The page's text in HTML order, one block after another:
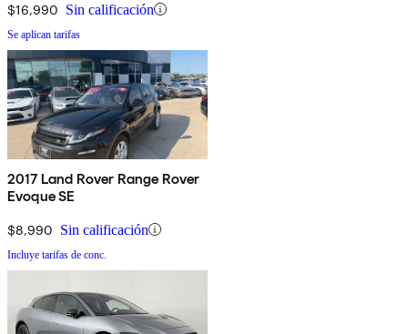
$16,990 Sin calificación
Se aplican tarifas
2017 Land Rover Range Rover
Evoque SE
$8,990 Sin calificación
Incluye tarifas de conc.